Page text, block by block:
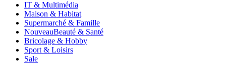
IT & Multimédia
Maison & Habitat
Supermarché & Famille
NouveauBeauté & Santé
Bricolage & Hobby
Sport & Loisirs
Sale